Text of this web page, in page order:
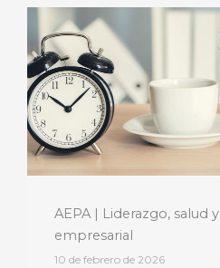
AEPA | Liderazgo, salud
empresarial
10 de febrero de 2026